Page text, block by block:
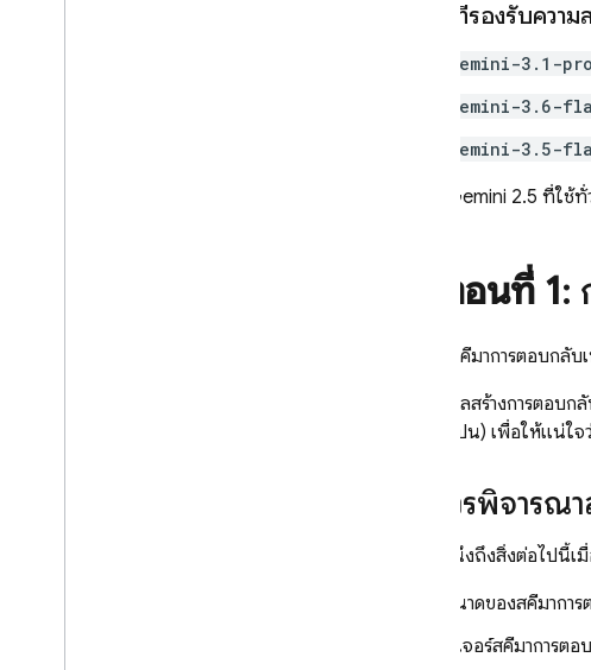
โมเดลที่รองรับควา
gemini-3.1-
gemini-3.6-
gemini-3.5-
Gemini 2.5 ที่ใช้ทั่
ขั้นตอนที่ 1:
กำหนดสคีมาการตอบกลั
เมื่อโมเดลสร้างการตอ
(หากจำเป็น) เพื่อให้แน่ใ
ข้อควรพิจาร
โปรดคำนึงถึงสิ่งต่อไปนี้
ขนาดของสคีมาก
ฟีเจอร์สคีมาการ